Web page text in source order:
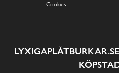
Cookies